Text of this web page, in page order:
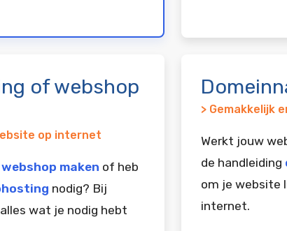
of webshop
op internet
webshop maken of heb
nodig? Bij
wat je nodig hebt
> Gemakkelijk
Werkt jouw
de handleiding
om je website
internet.